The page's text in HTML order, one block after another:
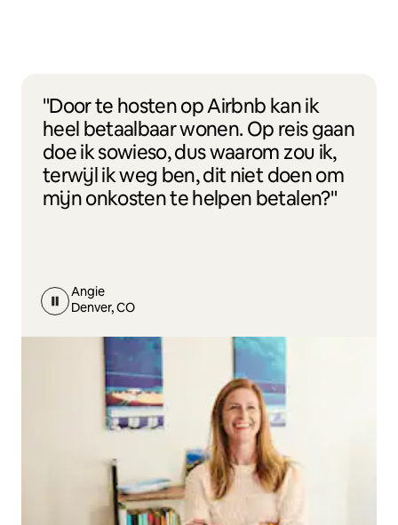
"Door te hosten op Airbnb kan ik
heel betaalbaar wonen. Op reis gaan
doe ik sowieso, dus waarom zou ik,
terwijl ik weg ben, dit niet doen om
mijn onkosten te helpen betalen?"
Angie
Denver, CO